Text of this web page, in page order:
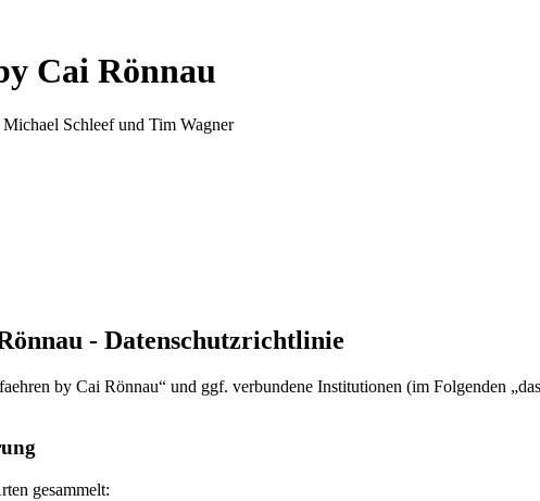
Cai Rönnau
Schleef und Tim Wagner
- Datenschutzrichtlinie
by Cai Rönnau“ und ggf. verbundene Institutionen (im Folgenden
gesammelt: